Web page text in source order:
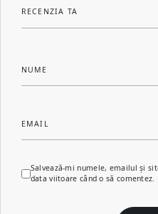
RECENZIA TA
NUME
EMAIL
Salvează-mi numele, emailul și
data viitoare când o să comentez.